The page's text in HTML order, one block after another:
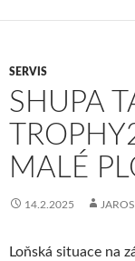
SERVIS
SHUPA
MALÉ
14.2.2025
Loňská situace na